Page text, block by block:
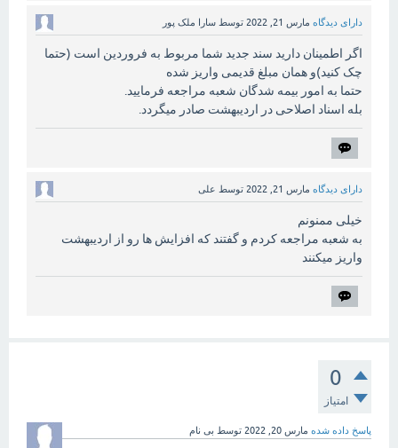
دارای دیدگاه مارس 21, 2022 توسط سارا ملک پور
اگر اطمینان دارید سند جدید شما مربوط به فروردین است (حتما
چک کنید)و همان مبلغ قدیمی واریز شده
حتما به امور بیمه شدگان شعبه مراجعه فرمایید.
بله اسناد اصلاحی در اردیبهشت صادر میگردد.
دارای دیدگاه مارس 21, 2022 توسط علی
خیلی ممنونم
به شعبه مراجعه کردم و گفتند که افزایش ها رو از اردیبهشت
واریز میکنند
0
امتیاز
پاسخ داده شده مارس 20, 2022 توسط بی نام